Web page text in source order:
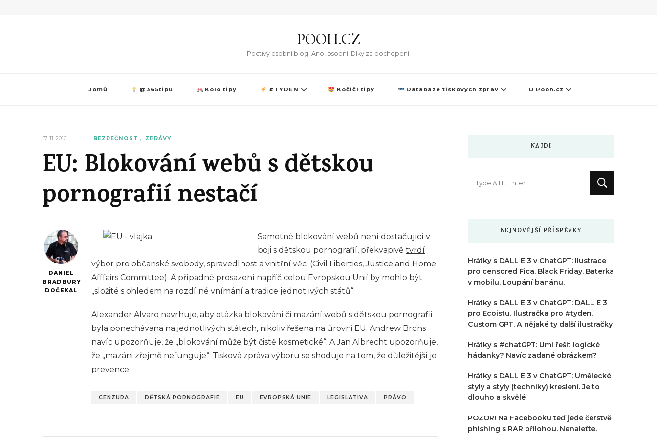
POOH.CZ
Poctivý osobní blog. Ano, osobní. Díky za pochopení.
Domů @365tipu Kolo tipy #TYDEN Kočičí tipy Databáze tiskových zpráv O Pooh.cz
17. 11. 2010 BEZPEČNOST ZPRÁVY
EU: Blokování webů s dětskou
pornografií nestačí
DANIEL
BRADBURY
DOČEKAL
Samotné blokování webů není dostačující v
boji s dětskou pornografií, překvapivě tvrdí
výbor pro občanské svobody, spravedlnost a vnitřní věci (Civil Liberties, Justice and Home
Afffairs Committee). A případné prosazení napříč celou Evropskou Unií by mohlo být
„složité s ohledem na rozdílné vnímání a tradice jednotlivých států“.
Alexander Alvaro navrhuje, aby otázka blokování či mazání webů s dětskou pornografií
byla ponechávana na jednotlivých státech, nikoliv řešena na úrovni EU. Andrew Brons
navíc upozorňuje, že „blokování může být čistě kosmetické“. A Jan Albrecht upozorňuje,
že „mazáni zřejmě nefunguje“. Tisková zpráva výboru se shoduje na tom, že důležitější je
prevence.
CENZURA DĚTSKÁ PORNOGRAFIE EU EVROPSKÁ UNIE LEGISLATIVA PRÁVO
NAJDI
NEJNOVĚJŠÍ PŘÍSPĚVKY
Hrátky s DALL E 3 v ChatGPT: Ilustrace
pro censored Fica. Black Friday. Baterka
v mobilu. Loupání banánu.
Hrátky s DALL E 3 v ChatGPT: DALL E 3
pro Ecoistu. Ilustračka pro #tyden.
Custom GPT. A nějaké ty další ilustračky
Hrátky s #chatGPT: Umí řešit logické
hádanky? Navíc zadané obrázkem?
Hrátky s DALL E 3 v ChatGPT: Umělecké
styly a styly (techniky) kreslení. Je to
dlouho a skvělé
POZOR! Na Facebooku teď jede čerstvě
phishing s RAR přílohou. Nenaleťte.